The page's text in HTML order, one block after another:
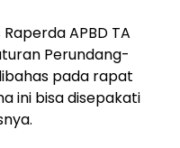
APBD TA
Perundang-
pada rapat
ini bisa disepakati